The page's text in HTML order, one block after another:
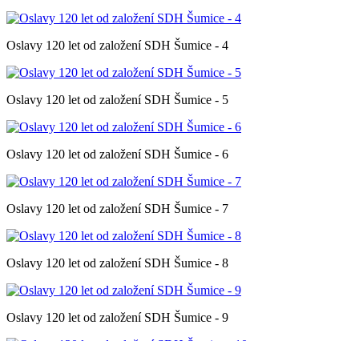
Oslavy 120 let od založení SDH Šumice - 4
Oslavy 120 let od založení SDH Šumice - 5
Oslavy 120 let od založení SDH Šumice - 6
Oslavy 120 let od založení SDH Šumice - 7
Oslavy 120 let od založení SDH Šumice - 8
Oslavy 120 let od založení SDH Šumice - 9